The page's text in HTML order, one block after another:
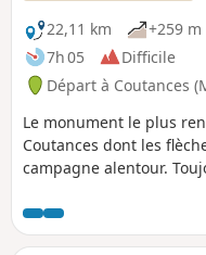
22,11 km
+259 m
7h 05
Difficile
Départ à Coutances
Le monument le plus
Coutances dont les
campagne alentour.
patrimoine urbain à
d'autres histoires et